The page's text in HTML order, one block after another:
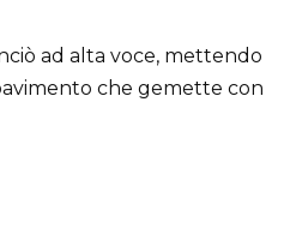
ad alta voce, mettendo
che gemette con